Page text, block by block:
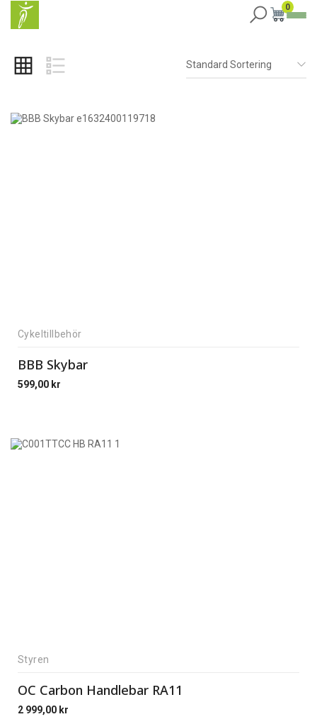
0
Standard Sortering
Cykeltillbehör
BBB Skybar
599,00 kr
Styren
OC Carbon Handlebar RA11
2 999,00 kr